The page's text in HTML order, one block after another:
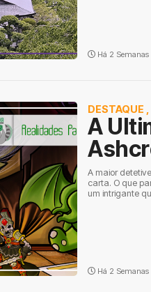
Há 2
DESTAQUE
A
A maior
carta. O que
um intrigante
Há 2